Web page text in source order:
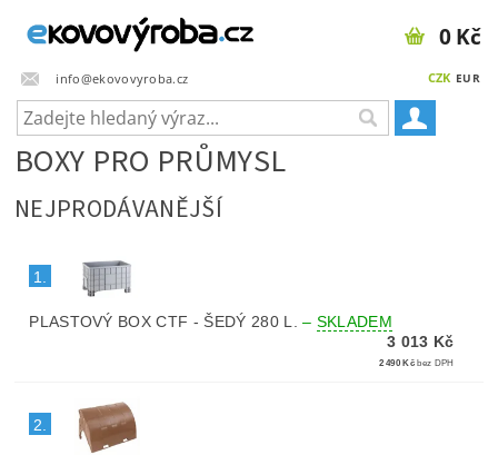
info@ekovovyroba.cz CZK EUR
0 Kč
BOXY PRO PRŮMYSL
NEJPRODÁVANĚJŠÍ
1.
PLASTOVÝ BOX CTF - ŠEDÝ 280 L.– SKLADEM
3 013 Kč
2 490 Kč bez DPH
2.